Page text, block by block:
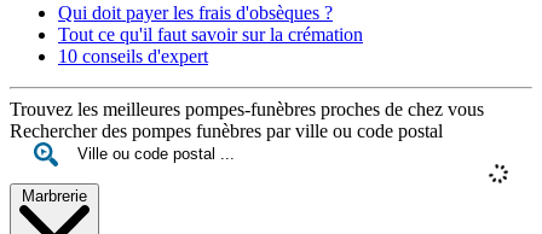
Qui doit payer les frais d'obsèques ?
Tout ce qu'il faut savoir sur la crémation
10 conseils d'expert
Trouvez les meilleures pompes-funèbres proches de chez vous
Rechercher des pompes funèbres par ville ou code postal
Marbrerie